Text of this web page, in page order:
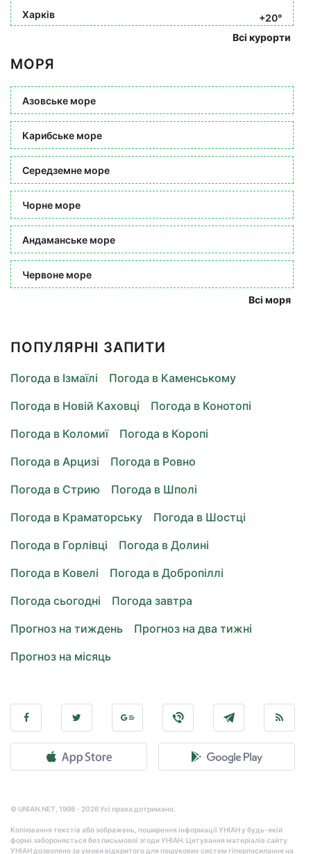
Харків
+20°
Всі курорти
МОРЯ
Азовське море
Карибське море
Середземне море
Чорне море
Андаманське море
Червоне море
Всі моря
ПОПУЛЯРНІ ЗАПИТИ
Погода в Ізмаїлі
Погода в Каменському
Погода в Новій Каховці
Погода в Конотопі
Погода в Коломиї
Погода в Коропі
Погода в Арцизі
Погода в Ровно
Погода в Стрию
Погода в Шполі
Погода в Краматорську
Погода в Шостці
Погода в Горлівці
Погода в Долині
Погода в Ковелі
Погода в Добропіллі
Погода сьогодні
Погода завтра
Прогноз на тиждень
Прогноз на два тижні
Прогноз на місяць
© UNIAN.NET, 1998 - 2026 Усі права дотримано.
Копіювання текстів або зображень, поширення інформації УНІАН у будь-якій
формі забороняється без письмової згоди УНІАН. Цитування матеріалів сайту
УНІАН дозволено за умови відкритого для пошукових систем гіперпосилання на